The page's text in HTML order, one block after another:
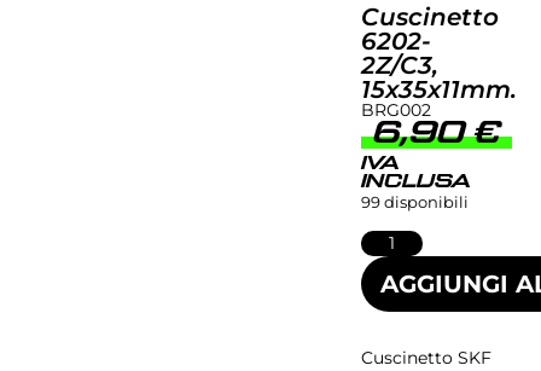
Cuscinetto
6202-
2Z/C3,
15x35x11mm.
BRG002
6,90€
IVA
INCLUSA
99 disponibili
AGGIUNGI
Cuscinetto SKF